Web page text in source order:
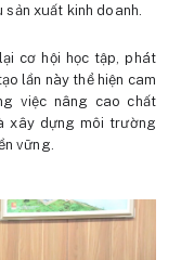
xuất kinh doanh.
cơ hội học tập, phát
lần này thể hiện cam
việc nâng cao chất
xây dựng môi trường
vững.